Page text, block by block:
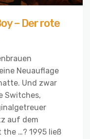
– Der rote
Neuauflage
Und zwar
Switches,
auf dem
…? 1995 ließ